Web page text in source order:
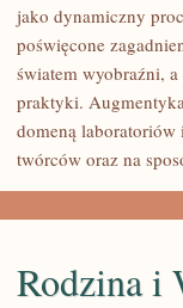
TECHNOLOGIA
ETYKA
jako dynamiczny
poświęcone
światem wyobraźni,
praktyki.
domeną laboratoriów
twórców oraz na
Rodzina i